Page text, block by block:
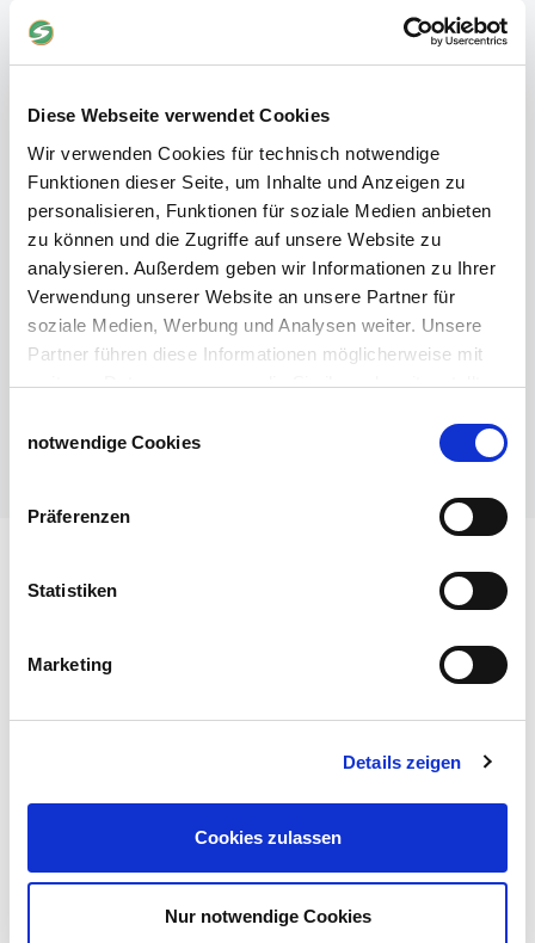
Diese Webseite verwendet Cookies
Wir verwenden Cookies für technisch notwendige
Funktionen dieser Seite, um Inhalte und Anzeigen zu
personalisieren, Funktionen für soziale Medien anbieten
zu können und die Zugriffe auf unsere Website zu
analysieren. Außerdem geben wir Informationen zu Ihrer
Verwendung unserer Website an unsere Partner für
soziale Medien, Werbung und Analysen weiter. Unsere
Partner führen diese Informationen möglicherweise mit
weiteren Daten zusammen, die Sie ihnen bereitgestellt
gesammelt haben.
notwendige Cookies
Präferenzen
Statistiken
Marketing
Details zeigen
Cookies zulassen
Nur notwendige Cookies
PVC-Lamellen als Schiebevorhang
Verriegelungen für Schiebetore und Türen
Weidezaun für Rinder
Wolfabwehr
Der Weidezaun nach dem Winter
Weidezaun selber bauen
Weidezaunlitzen
Torgriffe oder Torsysteme
Weidezaun Fehlersuche
Weidezaun preisgünstig
Weidezaun für Pferde
Ihr Weg zu uns
Service & Beratung